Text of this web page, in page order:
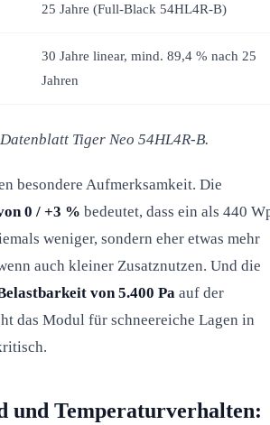
25 Jahre (Full-Black 54HL4R-B)
30 Jahre linear, mind. 89,4 % nach 25
Jahren
Tiger Neo 54HL4R-B.
besondere Aufmerksamkeit. Die
0 / +3 % bedeutet, dass ein als 440
weniger, sondern eher etwas mehr
auch kleiner Zusatznutzen. Und die
von 5.400 Pa auf der
das Modul für schneereiche Lagen in
und Temperaturverhalten: